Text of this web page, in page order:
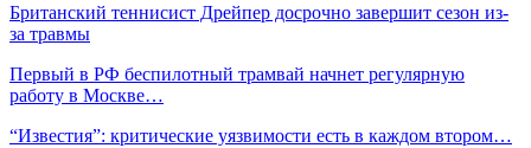
Британский теннисист Дрейпер досрочно завершит сезон из-
за травмы
Первый в РФ беспилотный трамвай начнет регулярную
работу в Москве…
“Известия”: критические уязвимости есть в каждом втором…